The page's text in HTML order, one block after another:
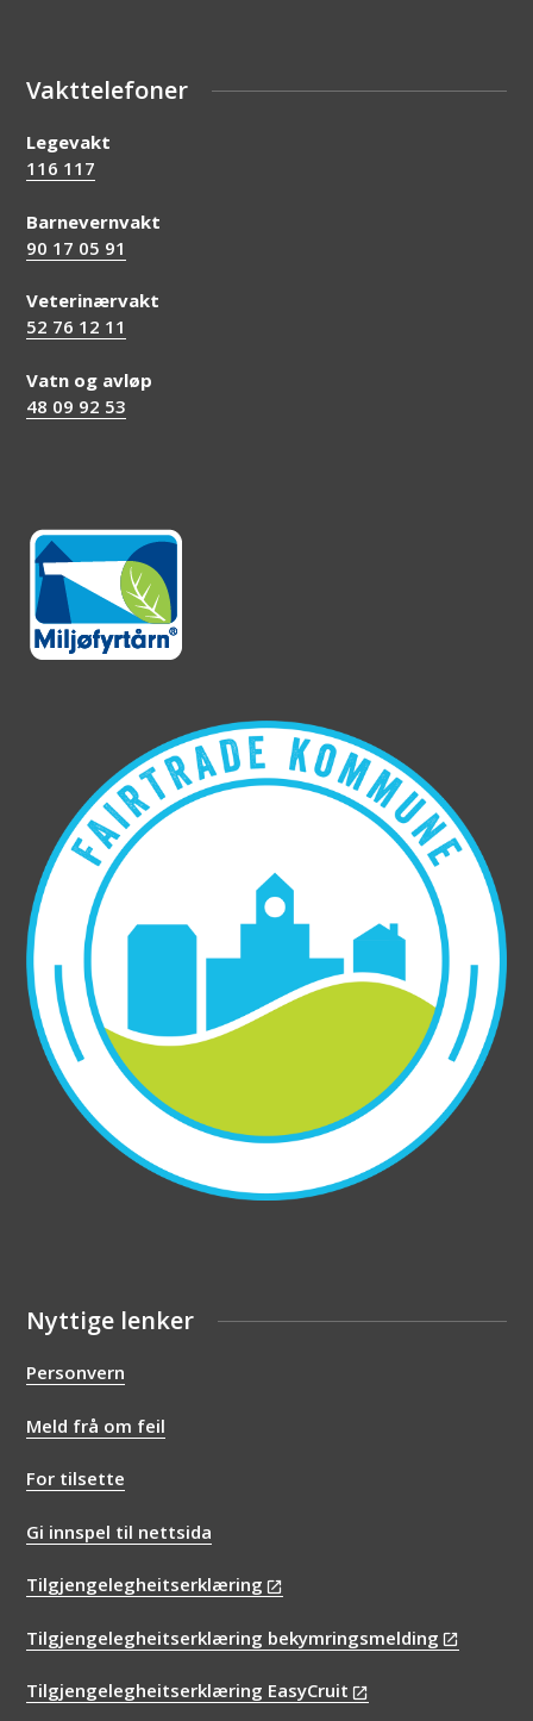
Vakttelefoner
Legevakt
116 117
Barnevernvakt
90 17 05 91
Veterinærvakt
52 76 12 11
Vatn og avløp
48 09 92 53
Nyttige lenker
Personvern
Meld frå om feil
For tilsette
Gi innspel til nettsida
Tilgjengelegheitserklæring
Tilgjengelegheitserklæring bekymringsmelding
Tilgjengelegheitserklæring EasyCruit